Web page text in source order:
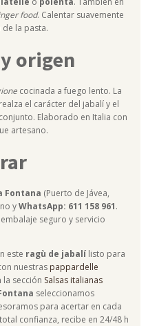
food. Calentar suavemente
de la pasta.
origen
cocinada a fuego lento. La
el carácter del jabalí y el
Elaborado en Italia con
artesano.
Fontana (Puerto de Jávea,
yWhatsApp: 611 158 961.
seguro y servicio
este ragù de jabalí listo para
nuestras pappardelle
la sección Salsas italianas
seleccionamos
para acertar en cada
confianza, recibe en 24/48 h